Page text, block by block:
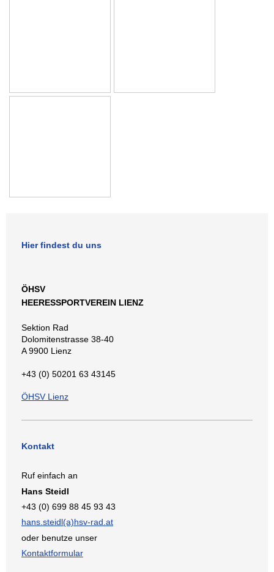
Hier findest du uns
ÖHSV
HEERESSPORTVEREIN LIENZ
Sektion Rad
Dolomitenstrasse 38-40
A 9900 Lienz
+43 (0) 50201 63 43145
ÖHSV Lienz
Kontakt
Ruf einfach an
Hans Steidl
+43 (0) 699 88 45 93 43
hans.steidl(a)hsv-rad.at
oder benutze unser
Kontaktformular